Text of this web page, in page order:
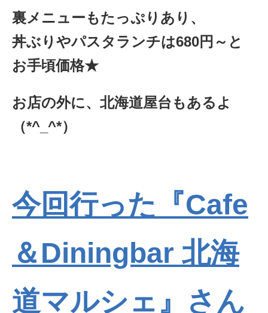
裏メニューもたっぷりあり、
丼ぶりやパスタランチは680円～と
お手頃価格★
お店の外に、北海道屋台もあるよ
（*^_^*）
今回行った『Cafe
＆Diningbar 北海
道マルシェ』さん